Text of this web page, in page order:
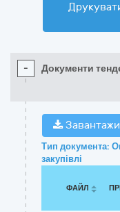
- Документи
Тип документа:
закупівлі
ФАЙЛ